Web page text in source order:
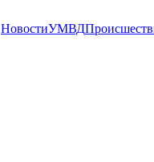
НовостиУМВД